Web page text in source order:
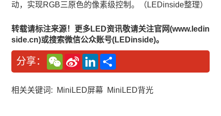
动，实现RGB三原色的像素级控制。（LEDinside整理）
转载请标注来源！更多LED资讯敬请关注官网(www.ledin
side.cn)或搜索微信公众账号(LEDinside)。
分享：
W
e
C
a
S
n
W
L
n
e
相关关键词: MiniLED屏幕 MiniLED背光